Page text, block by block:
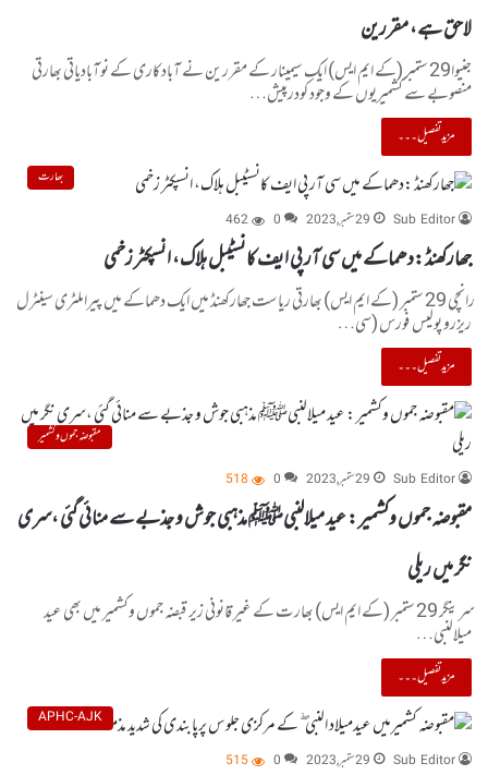
لاحق ہے، مقررین
جنیوا29 ستمبر (کے ایم ایس) ایک سیمینار کے مقررین نے آبادکاری کے نوآبادیاتی بھارتی
منصوبے سے کشمیریوں کے وجود کودرپیش…
مزید تفصیل۔۔۔
بھارت
Sub Editor
29 ستمبر, 2023 0
462
جھارکھنڈ :دھماکے میں سی آر پی ایف کانسٹیبل ہلاک، انسپکٹر زخمی
رانچی 29 ستمبر (کے ایم ایس) بھارتی ریاست جھارکھنڈ میں ایک دھماکے میں پیراملٹری سینٹرل
ریزرو پولیس فورس (سی…
مزید تفصیل۔۔۔
مقبوضہ جموں و کشمیر
Sub Editor
29 ستمبر, 2023 0
518
مقبوضہ جموں وکشمیر : عید میلالنبیﷺ مذہبی جوش و جذبے سے منائی گئی ،سری
نگر میں ریلی
سرینگر 29 ستمبر (کے ایم ایس) بھار ت کے غیر قانونی زیر قبضہ جموں وکشمیر میں بھی عید
میلالنبی…
مزید تفصیل۔۔۔
APHC-AJK
Sub Editor
29 ستمبر, 2023 0
515